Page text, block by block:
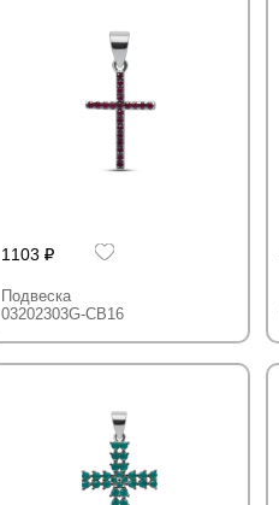
1103
Подвеска
03202303G-CB16